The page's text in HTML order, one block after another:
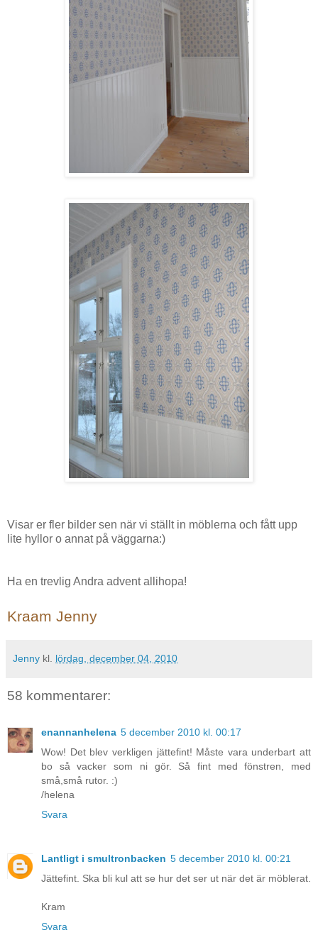
Visar er fler bilder sen när vi ställt in möblerna och fått upp
lite hyllor o annat på väggarna:)
Ha en trevlig Andra advent allihopa!
Kraam Jenny
Jenny kl. lördag, december 04, 2010
58 kommentarer:
enannanhelena 5 december 2010 kl. 00:17
Wow! Det blev verkligen jättefint! Måste vara underbart att
bo så vacker som ni gör. Så fint med fönstren, med
små,små rutor. :)
/helena
Svara
Lantligt i smultronbacken 5 december 2010 kl. 00:21
Jättefint. Ska bli kul att se hur det ser ut när det är möblerat.
Kram
Svara